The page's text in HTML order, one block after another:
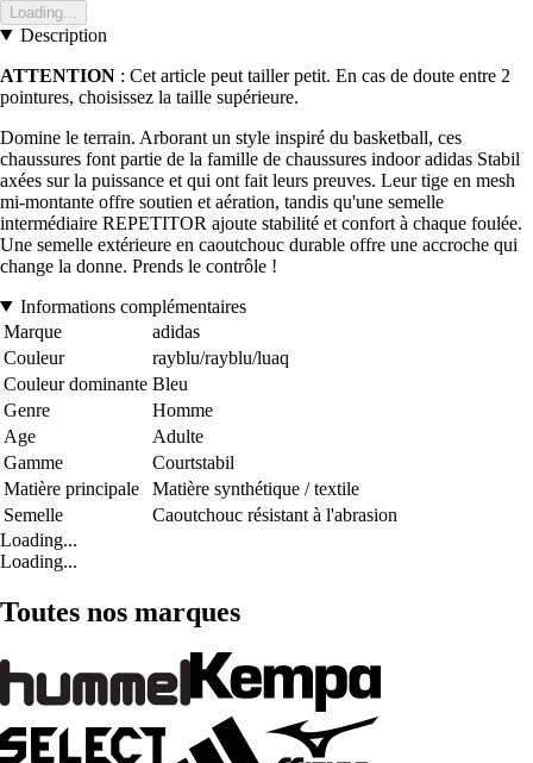
Loading...
Description
ATTENTION : Cet article peut tailler petit. En cas de doute entre 2
pointures, choisissez la taille supérieure.
Domine le terrain. Arborant un style inspiré du basketball, ces
chaussures font partie de la famille de chaussures indoor adidas Stabil
axées sur la puissance et qui ont fait leurs preuves. Leur tige en mesh
mi-montante offre soutien et aération, tandis qu'une semelle
intermédiaire REPETITOR ajoute stabilité et confort à chaque foulée.
Une semelle extérieure en caoutchouc durable offre une accroche qui
change la donne. Prends le contrôle !
Informations complémentaires
Marque
adidas
Couleur
rayblu/rayblu/luaq
Couleur dominante Bleu
Genre
Homme
Age
Adulte
Gamme
Courtstabil
Matière principale
Matière synthétique / textile
Semelle
Caoutchouc résistant à l'abrasion
Loading...
Loading...
Toutes nos marques